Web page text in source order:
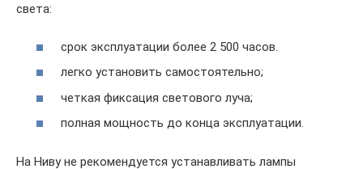
света:
срок эксплуатации более 2 500 часов.
легко установить самостоятельно;
четкая фиксация светового луча;
полная мощность до конца эксплуатации.
На Ниву не рекомендуется устанавливать лампы